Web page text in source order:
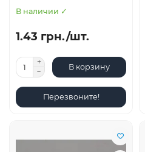
В наличии ✓
1.43 грн./шт.
В корзину
Перезвоните!